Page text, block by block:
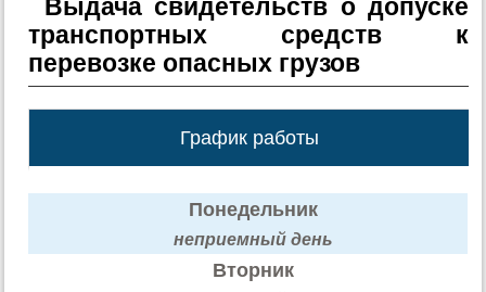
Выдача свидетельств о допуске
транспортных средств к
перевозке опасных грузов
График работы
Понедельник
неприемный день
Вторник